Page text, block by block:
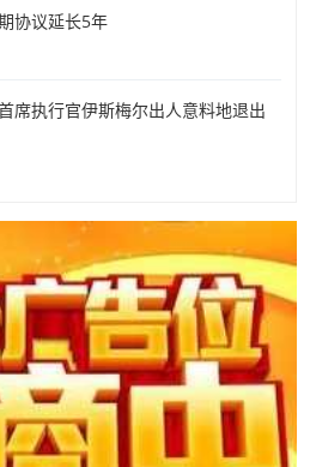
协议延长5年
席执行官伊斯梅尔出人意料地退出